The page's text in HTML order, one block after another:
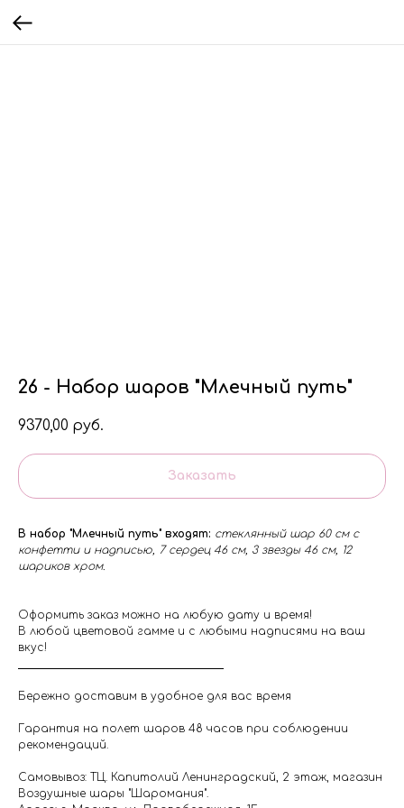
26 - Набор шаров "Млечный путь"
9370,00 руб.
Заказать
В набор "Млечный путь" входят: стеклянный шар 60 см с
конфетти и надписью, 7 сердец 46 см, 3 звезды 46 см, 12
шариков хром.
Оформить заказ можно на любую дату и время!
В любой цветовой гамме и с любыми надписями на ваш
вкус!
Бережно доставим в удобное для вас время
Гарантия на полет шаров 48 часов при соблюдении
рекомендаций.
Самовывоз: ТЦ. Капитолий Ленинградский, 2 этаж, магазин
Воздушные шары "Шаромания".